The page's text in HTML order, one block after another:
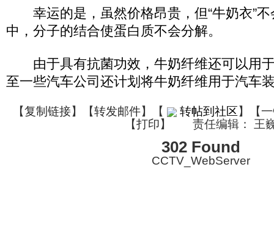
幸运的是，虽然价格昂贵，但“牛奶衣”不
中，分子的结合使蛋白质不会分解。
由于具有抗菌功效，牛奶纤维还可以用
至一些汽车公司还计划将牛奶纤维用于汽车
【复制链接】【转发邮件】 【 转帖到社区】【
【打印】 责任编辑： 王
302 Found
CCTV_WebServer